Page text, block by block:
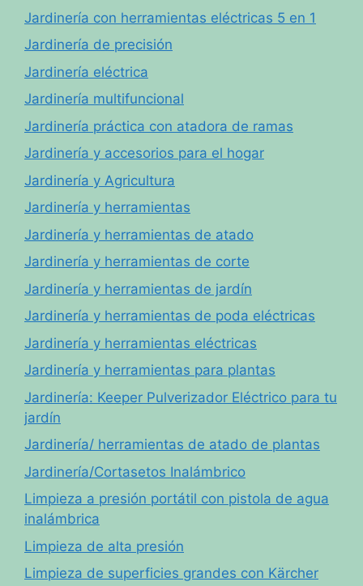
Jardinería con herramientas eléctricas 5 en 1
Jardinería de precisión
Jardinería eléctrica
Jardinería multifuncional
Jardinería práctica con atadora de ramas
Jardinería y accesorios para el hogar
Jardinería y Agricultura
Jardinería y herramientas
Jardinería y herramientas de atado
Jardinería y herramientas de corte
Jardinería y herramientas de jardín
Jardinería y herramientas de poda eléctricas
Jardinería y herramientas eléctricas
Jardinería y herramientas para plantas
Jardinería: Keeper Pulverizador Eléctrico para tu
jardín
Jardinería/ herramientas de atado de plantas
Jardinería/Cortasetos Inalámbrico
Limpieza a presión portátil con pistola de agua
inalámbrica
Limpieza de alta presión
Limpieza de superficies grandes con Kärcher